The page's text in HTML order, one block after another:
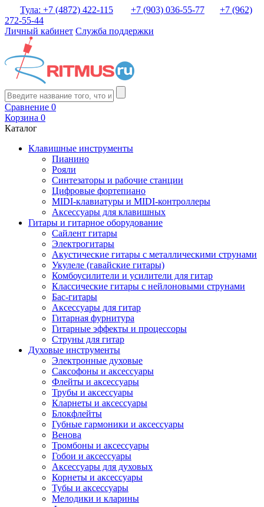
Тула: +7 (4872) 422-115 +7 (903) 036-55-77
+7 (962)
272-55-44
Личный кабинет Служба поддержки
Сравнение 0
Корзина 0
Каталог
Клавишные инструменты
Пианино
Рояли
Синтезаторы и рабочие станции
Цифровые фортепиано
MIDI-клавиатуры и MIDI-контроллеры
Аксессуары для клавишных
Гитары и гитарное оборудование
Сайлент гитары
Электрогитары
Акустические гитары с металлическими струнами
Укулеле (гавайские гитары)
Комбоусилители и усилители для гитар
Классические гитары с нейлоновыми струнами
Бас-гитары
Аксессуары для гитар
Гитарная фурнитура
Гитарные эффекты и процессоры
Струны для гитар
Духовые инструменты
Электронные духовые
Саксофоны и аксессуары
Флейты и аксессуары
Трубы и аксессуары
Кларнеты и аксессуары
Блокфлейты
Губные гармоники и аксессуары
Венова
Тромбоны и аксессуары
Гобои и аксессуары
Аксессуары для духовых
Корнеты и аксессуары
Тубы и аксессуары
Мелодики и кларины